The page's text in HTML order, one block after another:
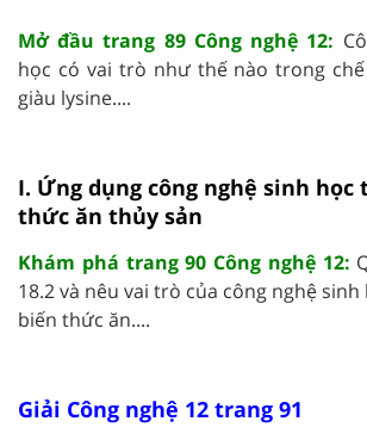
Mở đầu trang 89 Công nghệ 12:
học có vai trò như thế nào trong
giàu lysine....
I. Ứng dụng công nghệ sinh học
thức ăn thủy sản
Khám phá trang 90 Công nghệ 12:
18.2 và nêu vai trò của công nghệ
biến thức ăn....
Giải Công nghệ 12 trang 91